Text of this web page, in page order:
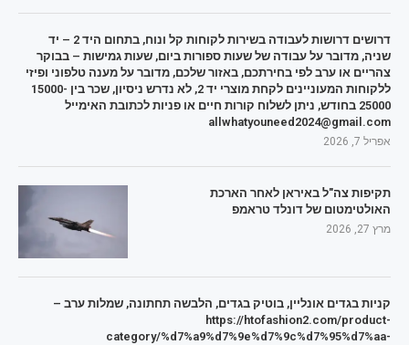
דרושים דרושות לעבודה בשירות לקוחות קל ונוח, בתחום היד 2 – יד
שניה, מדובר על עבודה של שעות ספורות ביום, שעות גמישות – בבוקר
צהריים או ערב לפי בחירתכם, באזור שלכם, מדובר על מענה טלפוני ופיזי
ללקוחות המעוניינים לקחת מוצרי יד 2, לא נדרש ניסיון, שכר בין 15000-
25000 בחודש, ניתן לשלוח קורות חיים או פניות לכתובת האימייל
allwhatyouneed2024@gmail.com
אפריל 7, 2026
תקיפות צה"ל באיראן לאחר הארכת
האולטימטום של דונלד טראמפ
מרץ 27, 2026
קניות בגדים אונליין, בוטיק בגדים, הלבשה תחתונה, שמלות ערב –
https://htofashion2.com/product-
category/%d7%a9%d7%9e%d7%9c%d7%95%d7%aa-